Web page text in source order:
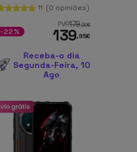
11 (0 opiniões)
PVR179,99€
139,95€
-22%
Receba-o dia
Segunda-Feira, 10
Ago